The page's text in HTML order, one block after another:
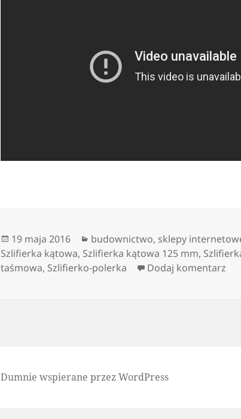
Data
publikacji
19 maja 2016 Kategorie
budownictwo, sklepy
Szlifierka kątowa, Szlifierka kątowa 125 mm,
taśmowa, Szlifierko-polerka Dodaj komentarz
Dumnie wspierane przez WordPress